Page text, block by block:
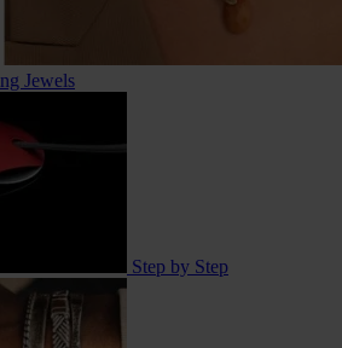
Jewels
Step by Step